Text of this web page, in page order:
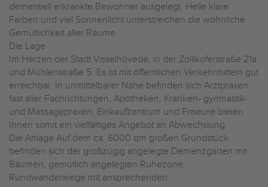
dementiell erkrankte Bewohner ausgelegt. Helle klare
Farben und viel Sonnenlicht unterstreichen die wohnliche
Gemütlichkeit aller Räume.
Die Lage
Im Herzen der Stadt Visselhövede, in der Zollikoferstraße 21a
und Mühlenstraße 5. Es ist mit öffentlichen Verkehrmitteln gut
erreichbar. In unmittelbarer Nähe befinden sich Arztpraxen
fast aller Fachrichtungen, Apotheken, Kranken- gymnastik-
und Massagepraxen, Einkaufzentrum und Friseure bieten
Ihnen somit ein vielfältiges Angebot an Abwechslung.
Die Anlage Auf dem ca. 6000 qm großen Grundstück
befinden sich der großzügig angelegte Demenzgarten mit
Bäumen, gemütlich angelegten Ruhezone,
Rundwanderwege mit ansprechenden